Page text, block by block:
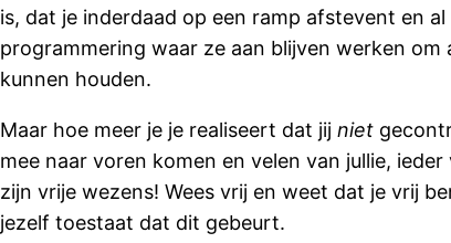
is, dat je inderdaad op een ramp afstevent en
programmering waar ze aan blijven werken
kunnen houden.
Maar hoe meer je je realiseert dat jij niet
mee naar voren komen en velen van jullie,
zijn vrije wezens! Wees vrij en weet dat je vrij
jezelf toestaat dat dit gebeurt.